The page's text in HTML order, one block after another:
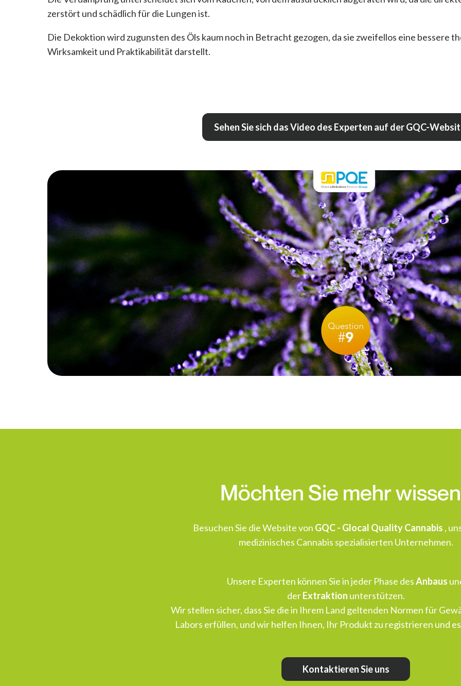
zerstört und schädlich für die Lungen ist.
Die Dekoktion wird zugunsten des Öls kaum noch in Betracht gezogen, da sie zweifellos eine bessere
Wirksamkeit und Praktikabilität darstellt.
Sehen Sie sich das Video des Experten auf der GQC-
Möchten Sie mehr
Besuchen Sie die Website von GQC - Glocal Quality Cannabis ,
medizinisches Cannabis spezialisierten Unternehmen.
Unsere Experten können Sie in jeder Phase desAnbaus
derExtraktion unterstützen.
Wir stellen sicher, dass Sie die in Ihrem Land geltenden Normen für
Labors erfüllen, und wir helfen Ihnen, Ihr Produkt zu registrieren und
Kontaktieren Sie uns